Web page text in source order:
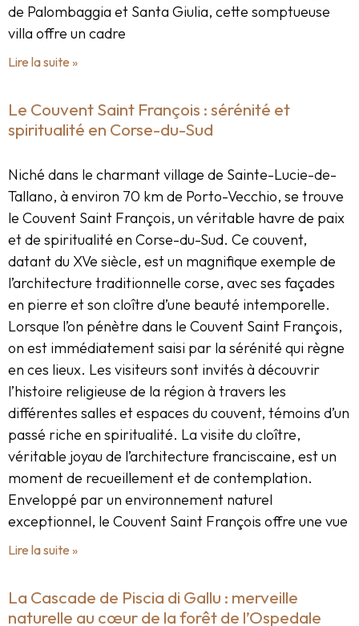
de Palombaggia et Santa Giulia, cette somptueuse
villa offre un cadre
Lire la suite »
Le Couvent Saint François : sérénité et
spiritualité en Corse-du-Sud
Niché dans le charmant village de Sainte-Lucie-de-
Tallano, à environ 70 km de Porto-Vecchio, se trouve
le Couvent Saint François, un véritable havre de paix
et de spiritualité en Corse-du-Sud. Ce couvent,
datant du XVe siècle, est un magnifique exemple de
l’architecture traditionnelle corse, avec ses façades
en pierre et son cloître d’une beauté intemporelle.
Lorsque l’on pénètre dans le Couvent Saint François,
on est immédiatement saisi par la sérénité qui règne
en ces lieux. Les visiteurs sont invités à découvrir
l’histoire religieuse de la région à travers les
différentes salles et espaces du couvent, témoins d’un
passé riche en spiritualité. La visite du cloître,
véritable joyau de l’architecture franciscaine, est un
moment de recueillement et de contemplation.
Enveloppé par un environnement naturel
exceptionnel, le Couvent Saint François offre une vue
Lire la suite »
La Cascade de Piscia di Gallu : merveille
naturelle au cœur de la forêt de l’Ospedale